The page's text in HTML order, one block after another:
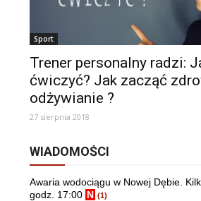
Sport
Trener personalny radzi:
ćwiczyć? Jak zacząć
odżywianie ?
27 sierpnia 2018
WIADOMOŚCI
Awaria wodociągu w Nowej Dębie.
godz. 17:00 N (1)